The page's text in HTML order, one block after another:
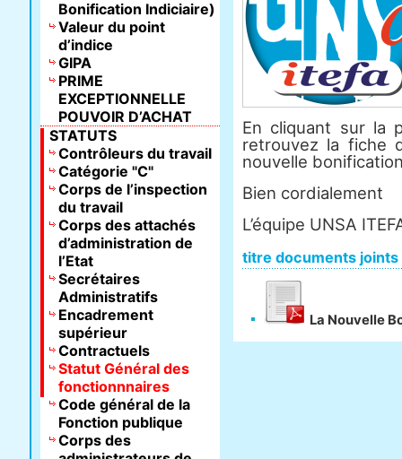
En cliquant sur la
retrouvez la fiche
nouvelle
Bien cordialement
L’équipe UNSA
titre documents joints
La Nouvelle
Bonification Indiciaire)
Valeur du point
d’indice
GIPA
PRIME
EXCEPTIONNELLE
POUVOIR D’ACHAT
STATUTS
Contrôleurs du travail
Catégorie "C"
Corps de l’inspection
du travail
Corps des attachés
d’administration de
l’Etat
Secrétaires
Administratifs
Encadrement
supérieur
Contractuels
Statut Général des
fonctionnnaires
Code général de la
Fonction publique
Corps des